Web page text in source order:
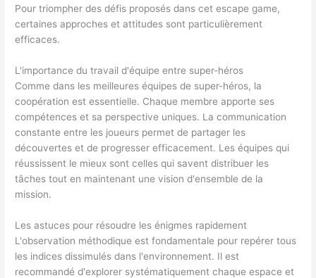
Pour triompher des défis proposés dans cet escape game,
certaines approches et attitudes sont particulièrement
efficaces.
L'importance du travail d'équipe entre super-héros
Comme dans les meilleures équipes de super-héros, la
coopération est essentielle. Chaque membre apporte ses
compétences et sa perspective uniques. La communication
constante entre les joueurs permet de partager les
découvertes et de progresser efficacement. Les équipes qui
réussissent le mieux sont celles qui savent distribuer les
tâches tout en maintenant une vision d'ensemble de la
mission.
Les astuces pour résoudre les énigmes rapidement
L'observation méthodique est fondamentale pour repérer tous
les indices dissimulés dans l'environnement. Il est
recommandé d'explorer systématiquement chaque espace et